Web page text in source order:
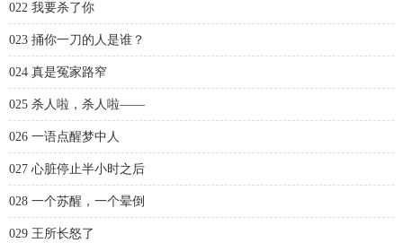
022 我要杀了你
023 捅你一刀的人是谁？
024 真是冤家路窄
025 杀人啦，杀人啦——
026 一语点醒梦中人
027 心脏停止半小时之后
028 一个苏醒，一个晕倒
029 王所长怒了